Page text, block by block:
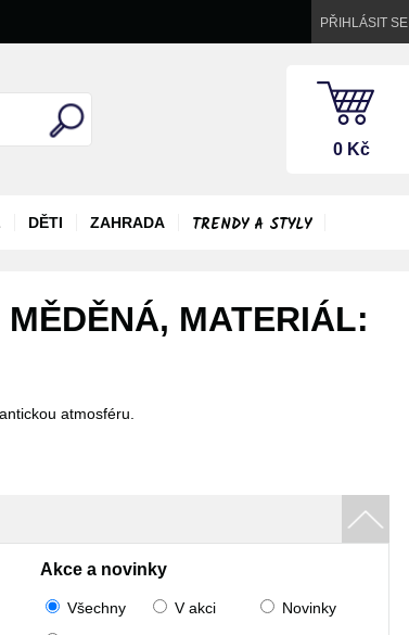
PŘIHLÁSIT SE
0 Kč
DĚTI ZAHRADA TRENDY A STYLY
MATERIÁL:
atmosféru.
Akce a novinky
Všechny V akci
Novinky